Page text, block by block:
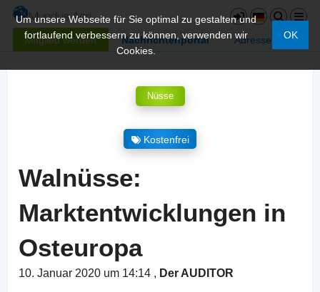
Mitglied werden Nachrichtenportal Adressen
Um unsere Webseite für Sie optimal zu gestalten und
fortlaufend verbessern zu können, verwenden wir
Cookies.
OK
Nüsse
Kostenfrei
Walnüsse:
Marktentwicklungen in
Osteuropa
10. Januar 2020 um 14:14 , Der AUDITOR